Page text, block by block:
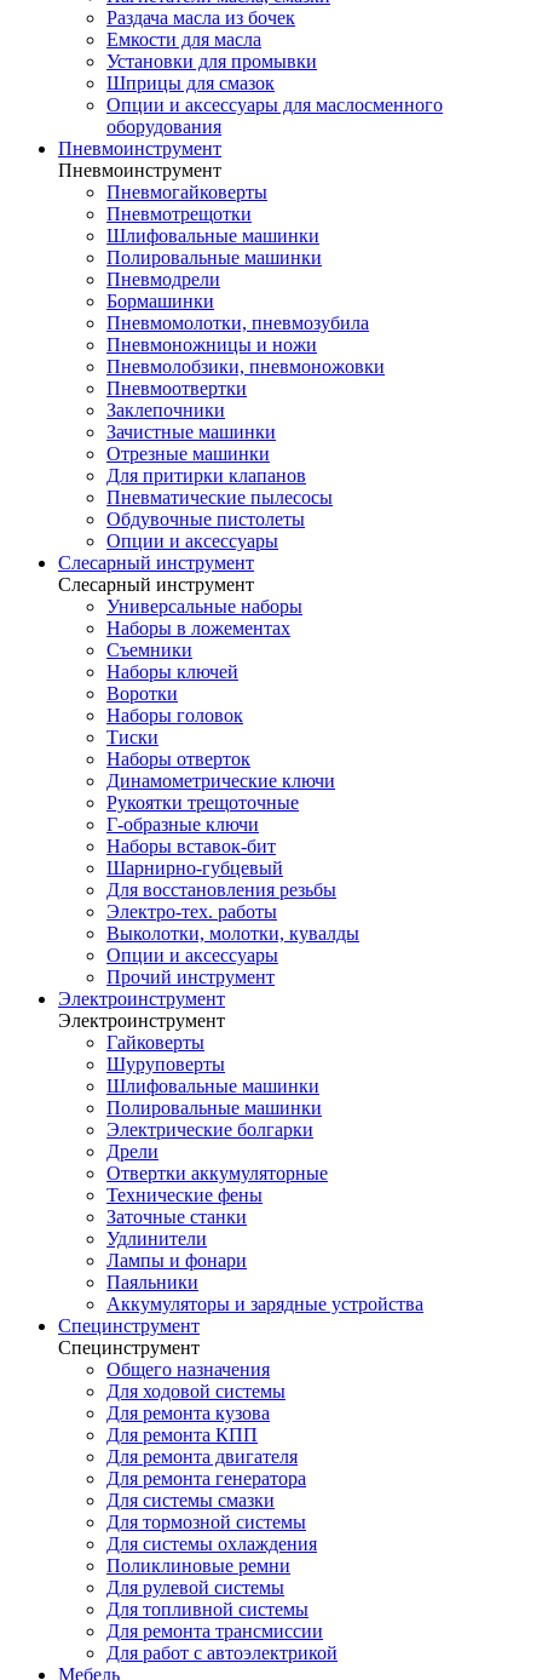
Раздача масла из бочек
Емкости для масла
Установки для промывки
Шприцы для смазок
Опции и аксессуары для маслосменного
оборудования
Пневмоинструмент
Пневмоинструмент
Пневмогайковерты
Пневмотрещотки
Шлифовальные машинки
Полировальные машинки
Пневмодрели
Бормашинки
Пневмомолотки, пневмозубила
Пневмоножницы и ножи
Пневмолобзики, пневмоножовки
Пневмоотвертки
Заклепочники
Зачистные машинки
Отрезные машинки
Для притирки клапанов
Пневматические пылесосы
Обдувочные пистолеты
Опции и аксессуары
Слесарный инструмент
Слесарный инструмент
Универсальные наборы
Наборы в ложементах
Съемники
Наборы ключей
Воротки
Наборы головок
Тиски
Наборы отверток
Динамометрические ключи
Рукоятки трещоточные
Г-образные ключи
Наборы вставок-бит
Шарнирно-губцевый
Для восстановления резьбы
Электро-тех. работы
Выколотки, молотки, кувалды
Опции и аксессуары
Прочий инструмент
Электроинструмент
Электроинструмент
Гайковерты
Шуруповерты
Шлифовальные машинки
Полировальные машинки
Электрические болгарки
Дрели
Отвертки аккумуляторные
Технические фены
Заточные станки
Удлинители
Лампы и фонари
Паяльники
Аккумуляторы и зарядные устройства
Специнструмент
Специнструмент
Общего назначения
Для ходовой системы
Для ремонта кузова
Для ремонта КПП
Для ремонта двигателя
Для ремонта генератора
Для системы смазки
Для тормозной системы
Для системы охлаждения
Поликлиновые ремни
Для рулевой системы
Для топливной системы
Для ремонта трансмиссии
Для работ с автоэлектрикой
Мебель